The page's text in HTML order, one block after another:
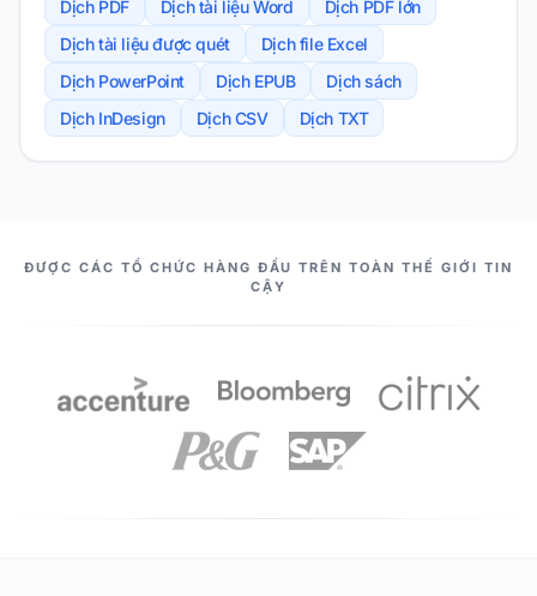
Dịch PDF Dịch tài liệu Word
Dịch PDF lớn
Dịch tài liệu được quét
Dịch file Excel
Dịch PowerPoint
Dịch EPUB
Dịch sách
Dịch InDesign
Dịch CSV Dịch TXT
NHỮNG CỘNG SỰ CỦA CHÚNG TA
ĐƯỢC CÁC TỔ CHỨC HÀNG ĐẦU TRÊN TOÀN THẾ GIỚI TIN
CẬY